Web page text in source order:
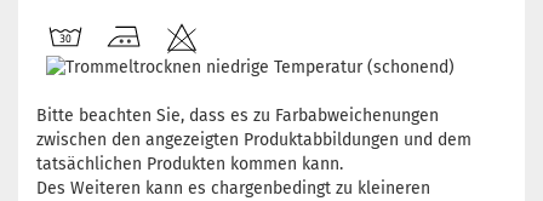
Bitte beachten Sie, dass es zu Farbabweichenungen
zwischen den angezeigten Produktabbildungen und dem
tatsächlichen Produkten kommen kann.
Des Weiteren kann es chargenbedingt zu kleineren